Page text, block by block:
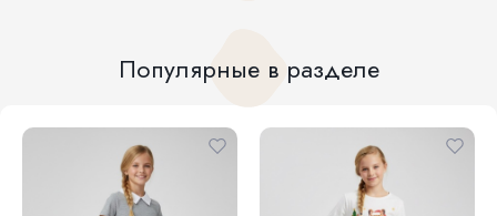
Популярные в разделе